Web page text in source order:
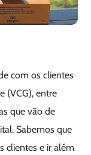
com os clientes
(VCG), entre
que vão de
Sabemos que
clientes e ir além